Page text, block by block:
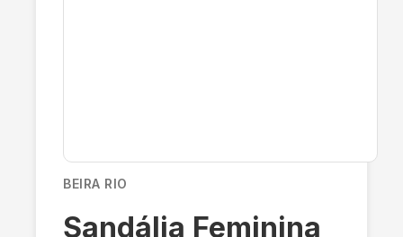
BEIRA RIO
Sandália Feminina